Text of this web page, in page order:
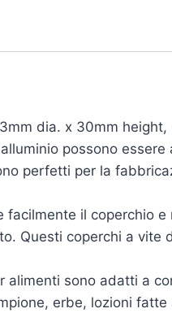
dia. x 30mm
possono
perfetti per la
il coperchio
Questi coperchi a
sono adatti a
erbe, lozioni